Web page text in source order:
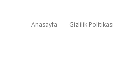
Anasayfa Gizlilik Politikası